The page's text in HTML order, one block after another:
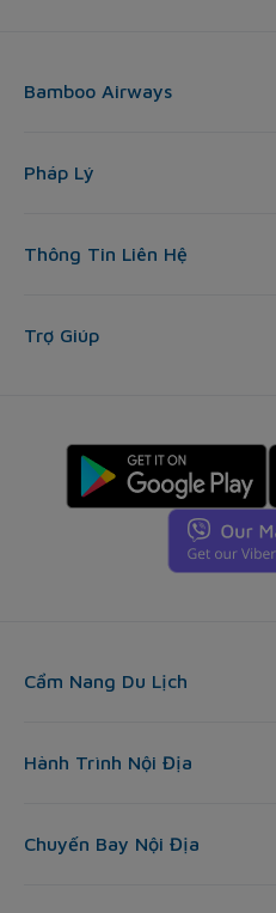
Bamboo Airways
Pháp Lý
Thông Tin Liên Hệ
Trợ Giúp
Cẩm Nang Du Lịch
Hành Trình Nội Địa
Chuyến Bay Nội Địa